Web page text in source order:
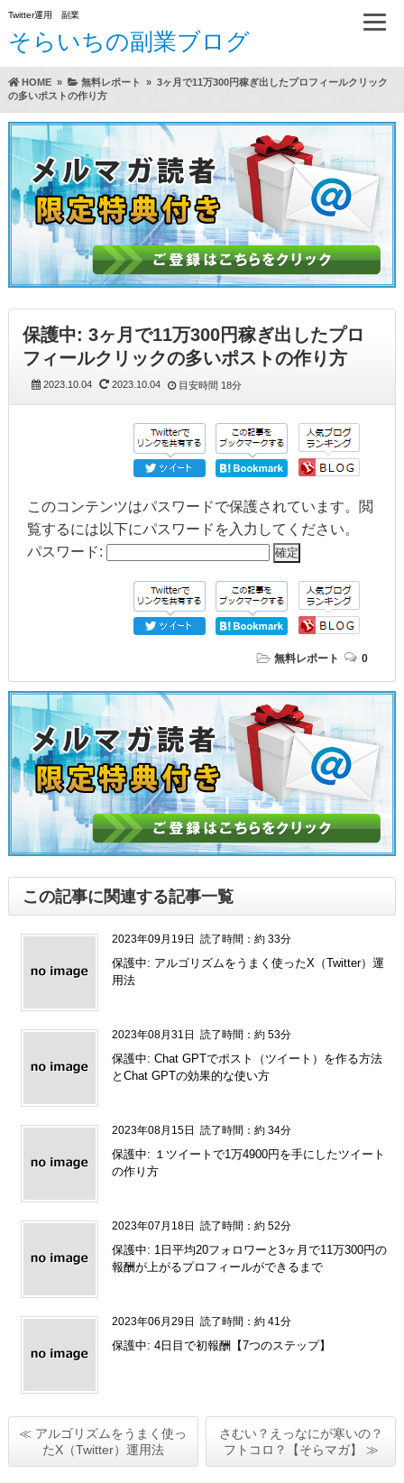
Twitter運用 副業
そらいちの副業ブログ
（A）
らいちのTwitter運用方実践レビュー
HOME» 無料レポート » 3ヶ月で11万300円稼ぎ出したプロフィールクリック
の多いポストの作り方
保護中: 3ヶ月で11万300円稼ぎ出したプロ
フィールクリックの多いポストの作り方
2023.10.04 2023.10.04 目安時間 18分
このコンテンツはパスワードで保護されています。閲
覧するには以下にパスワードを入力してください。
パスワード:
無料レポート 0
この記事に関連する記事一覧
2023年09月19日 読了時間：約 33分
保護中: アルゴリズムをうまく使ったX（Twitter）運
用法
2023年08月31日 読了時間：約 53分
保護中: Chat GPTでポスト（ツイート）を作る方法
とChat GPTの効果的な使い方
2023年08月15日 読了時間：約 34分
保護中: １ツイートで1万4900円を手にしたツイート
の作り方
2023年07月18日 読了時間：約 52分
保護中: 1日平均20フォロワーと3ヶ月で11万300円の
報酬が上がるプロフィールができるまで
2023年06月29日 読了時間：約 41分
保護中: 4日目で初報酬【7つのステップ】
≪ アルゴリズムをうまく使っ
たX（Twitter）運用法
さむい？えっなにが寒いの？
フトコロ？【そらマガ】 ≫